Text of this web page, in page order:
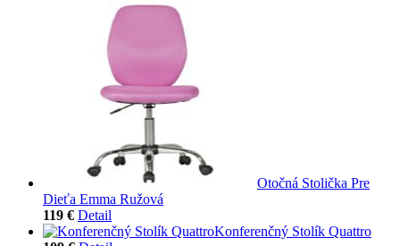
Otočná Stolička Pre
Dieťa Emma Ružová
119 € Detail
Konferenčný Stolík Quattro